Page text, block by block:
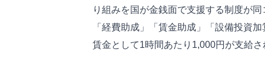
り組みを国が金銭面で支援する制度が
「経費助成」「賃金助成」「設備投資
賃金として1時間あたり1,000円が支給さ